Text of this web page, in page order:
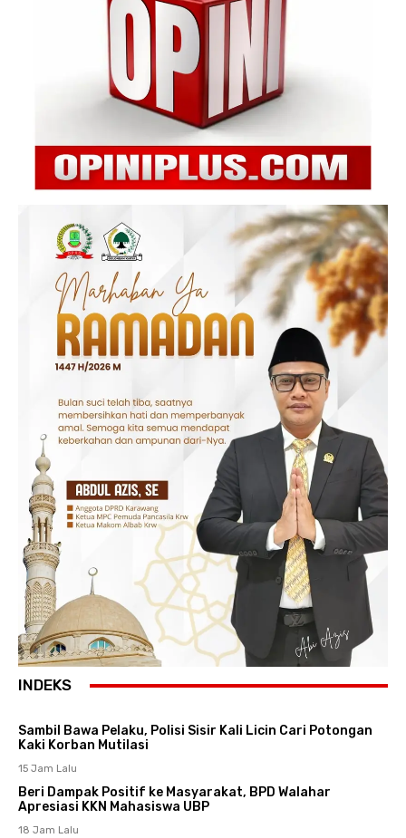
INDEKS
Sambil Bawa Pelaku, Polisi Sisir Kali Licin Cari Potongan
Kaki Korban Mutilasi
15 Jam Lalu
Beri Dampak Positif ke Masyarakat, BPD Walahar
Apresiasi KKN Mahasiswa UBP
18 Jam Lalu